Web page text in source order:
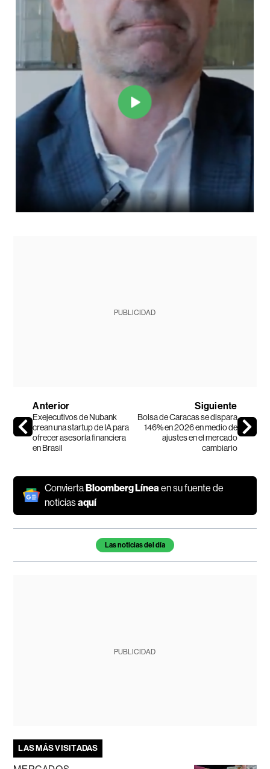
PUBLICIDAD
Anterior
Exejecutivos de Nubank
crean una startup de IA para
ofrecer asesoría financiera
en Brasil
Siguiente
Bolsa de Caracas se dispara
146% en 2026 en medio de
ajustes en el mercado
cambiario
ConviertaBloomberg Línea en su fuente de
noticiasaquí
Temas de este artículoLas noticias del día
PUBLICIDAD
LAS MÁS VISITADAS